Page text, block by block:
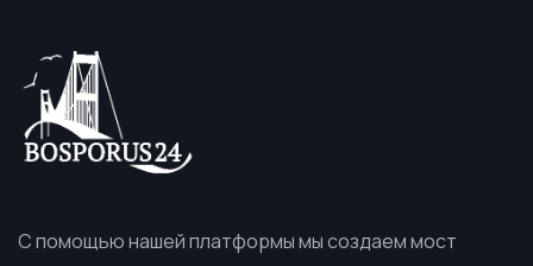
С помощью нашей платформы мы создаем мост